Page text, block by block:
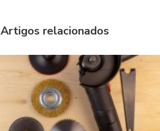
Artigos relacionados